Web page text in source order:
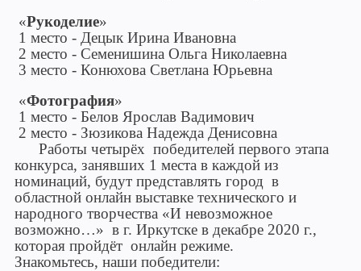
«Рукоделие»
1 место - Децык Ирина Ивановна
2 место - Семенишина Ольга Николаевна
3 место - Конюхова Светлана Юрьевна
«Фотография»
1 место - Белов Ярослав Вадимович
2 место - Зюзикова Надежда Денисовна
Работы четырёх победителей первого этапа
конкурса, занявших 1 места в каждой из
номинаций, будут представлять город в
областной онлайн выставке технического и
народного творчества «И невозможное
возможно…» в г. Иркутске в декабре 2020 г.,
которая пройдёт онлайн режиме.
Знакомьтесь, наши победители: